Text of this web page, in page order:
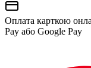
Оплата карткою
Pay або Google Pay